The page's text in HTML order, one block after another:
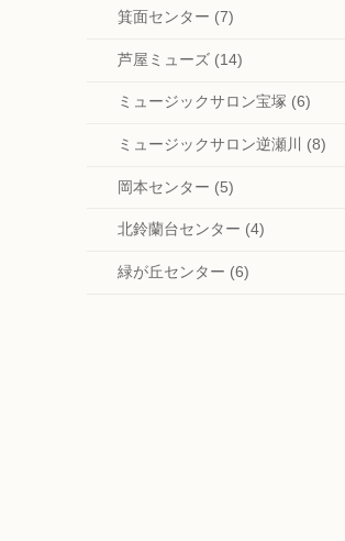
箕面センター (7)
芦屋ミューズ (14)
ミュージックサロン宝塚 (6)
ミュージックサロン逆瀬川 (8)
岡本センター (5)
北鈴蘭台センター (4)
緑が丘センター (6)